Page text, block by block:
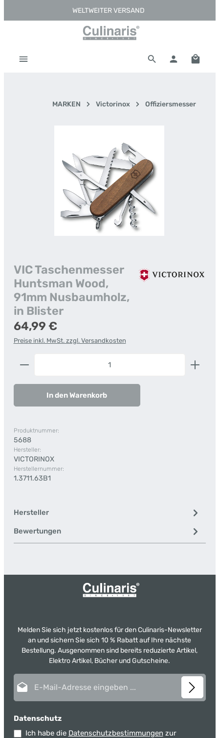
Zum Hauptinhalt springenWELTWEITER VERSAND
MARKEN Victorinox Offiziersmesser
VIC Taschenmesser
Huntsman Wood,
91mm Nusbaumholz,
in Blister
Regulärer Preis:
64,99 €
Preise inkl. MwSt. zzgl. Versandkosten
Produkt Anzahl: Gib den gewünschten Wert ein
In den Warenkorb
Produktnummer:
5688
Hersteller:
VICTORINOX
Herstellernummer:
1.3711.63B1
Hersteller
Bewertungen
Melden Sie sich jetzt kostenlos für den Culinaris-Newsletter
an und sichern Sie sich 10 % Rabatt auf Ihre nächste
Bestellung. Ausgenommen sind bereits reduzierte Artikel,
Elektro Artikel, Bücher und Gutscheine.
Datenschutz
Ich habe die Datenschutzbestimmungen zur